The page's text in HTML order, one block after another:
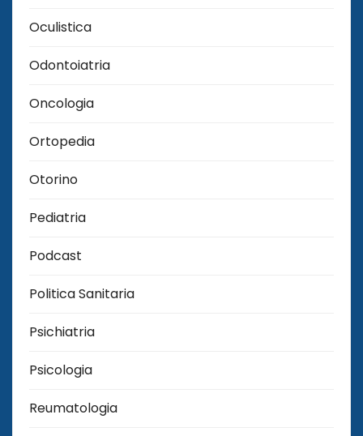
Oculistica
Odontoiatria
Oncologia
Ortopedia
Otorino
Pediatria
Podcast
Politica Sanitaria
Psichiatria
Psicologia
Reumatologia